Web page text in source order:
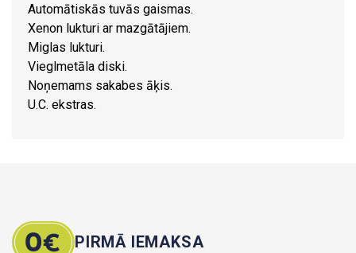
Automātiskās tuvās gaismas.
Xenon lukturi ar mazgātājiem.
Miglas lukturi.
Vieglmetāla diski.
Noņemams sakabes āķis.
U.C. ekstras.
PIRMĀ IEMAKSA